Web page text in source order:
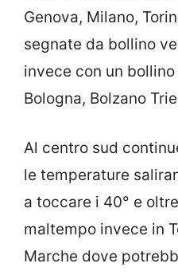
Genova, Milano,
segnate da bollino
invece con un
Bologna, Bolzano
Al centro sud
le temperature
a toccare i 40° e
maltempo invece in
Marche dove